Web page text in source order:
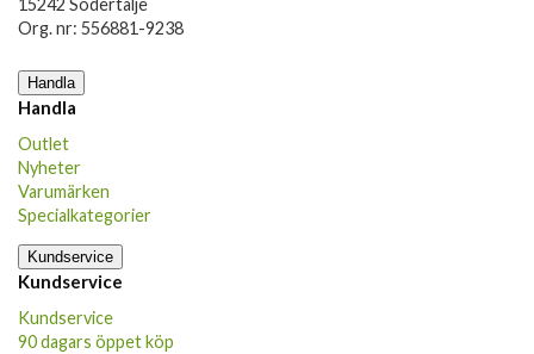
15242 Södertälje
Org. nr: 556881-9238
Handla
Handla
Outlet
Nyheter
Varumärken
Specialkategorier
Kundservice
Kundservice
Kundservice
90 dagars öppet köp